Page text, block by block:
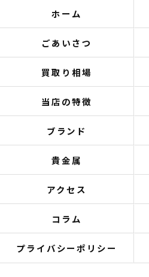
ホーム
ごあいさつ
買取り相場
当店の特徴
ブランド
貴金属
アクセス
コラム
プライバシーポリシー